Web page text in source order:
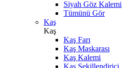
Siyah Göz Kalemi
Tümünü Gör
Kaş
Kaş
Kaş Farı
Kaş Maskarası
Kaş Kalemi
Kaş Şekillendirici